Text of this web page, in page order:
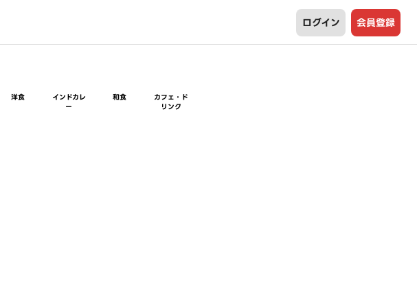
ログイン 会員登録
洋食
インドカレ
ー
和食
カフェ・ド
リンク